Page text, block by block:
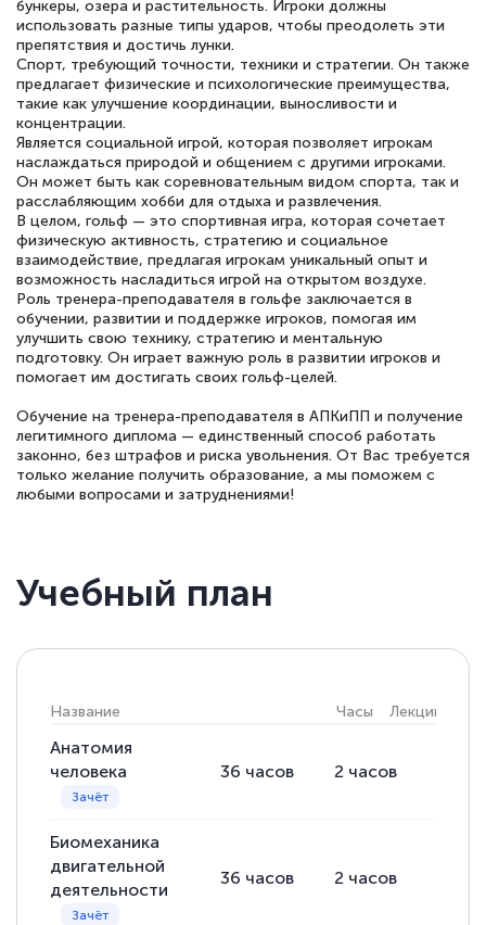
бункеры, озера и растительность. Игроки должны
использовать разные типы ударов, чтобы преодолеть эти
препятствия и достичь лунки.
Спорт, требующий точности, техники и стратегии. Он также
предлагает физические и психологические преимущества,
такие как улучшение координации, выносливости и
концентрации.
Является социальной игрой, которая позволяет игрокам
наслаждаться природой и общением с другими игроками.
Он может быть как соревновательным видом спорта, так и
расслабляющим хобби для отдыха и развлечения.
В целом, гольф — это спортивная игра, которая сочетает
физическую активность, стратегию и социальное
взаимодействие, предлагая игрокам уникальный опыт и
возможность насладиться игрой на открытом воздухе.
Роль тренера-преподавателя в гольфе заключается в
обучении, развитии и поддержке игроков, помогая им
улучшить свою технику, стратегию и ментальную
подготовку. Он играет важную роль в развитии игроков и
помогает им достигать своих гольф-целей.
Обучение на тренера-преподавателя в АПКиПП и получение
легитимного диплома — единственный способ работать
законно, без штрафов и риска увольнения. От Вас требуется
только желание получить образование, а мы поможем с
любыми вопросами и затруднениями!
Учебный план
Название Часы Лекции
Анатомия
человека
36 часов 2 часов
Биомеханика
двигательной
деятельности
36 часов 2 часов